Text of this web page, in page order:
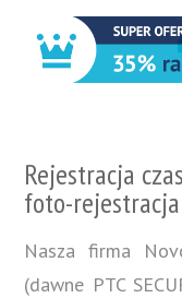
Rejestracja
foto-
Nasza firma
(dawne PTC